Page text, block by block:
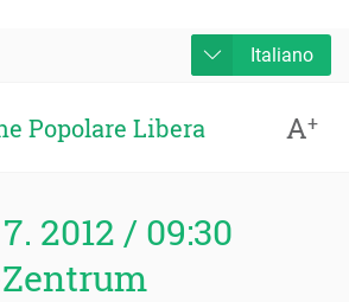
Italiano
Popolare Libera A+
2012 / 09:30